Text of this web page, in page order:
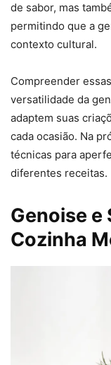
de sabor, mas
permitindo que a
contexto cultural.
Compreender
versatilidade da
adaptem suas
cada ocasião. Na
técnicas para
diferentes receitas.
Genoise e
Cozinha